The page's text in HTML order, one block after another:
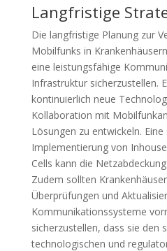
Langfristige
Die langfristige Planung zur
Mobilfunks in
eine leistungsfähige
Infrastruktur sicherzustellen.
kontinuierlich neue
Kollaboration mit
Lösungen zu entwickeln.
Implementierung von
Cells kann die
Zudem sollten
Überprüfungen und
Kommunikationssysteme
sicherzustellen, dass sie den
technologischen und